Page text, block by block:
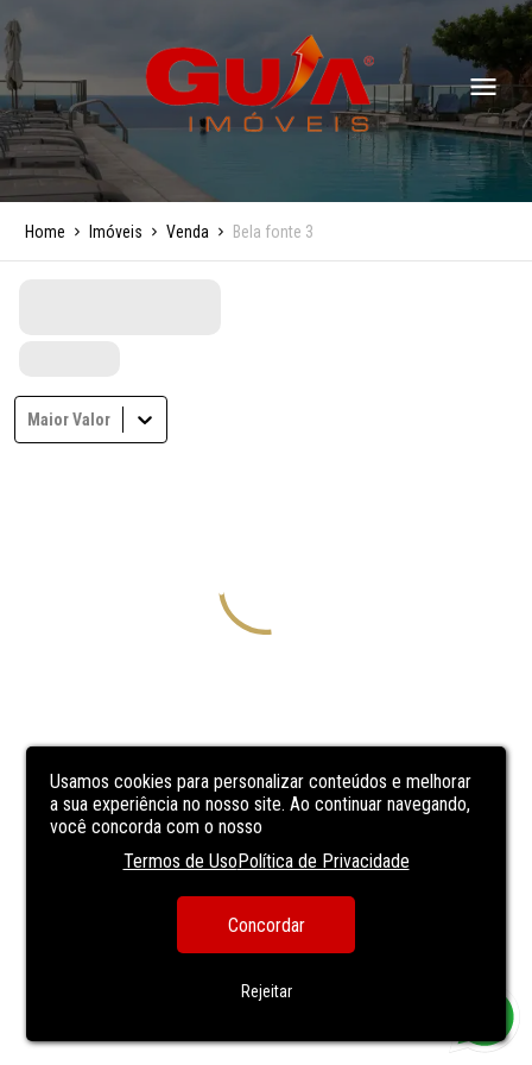
Usamos cookies para personalizar conteúdos e melhorar
a sua experiência no nosso site. Ao continuar navegando,
você concorda com o nosso
Termos de UsoPolítica de Privacidade
Concordar
Rejeitar
Home Imóveis Venda Bela fonte 3
Maior Valor